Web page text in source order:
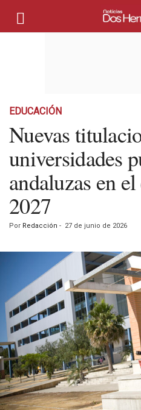
EDUCACIÓN
Nuevas
universidades
andaluzas en
2027
Por Redacción - 27 de junio de 2026